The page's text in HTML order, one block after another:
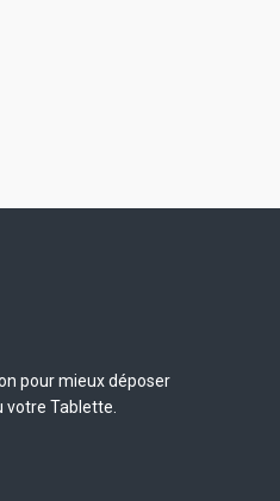
pour mieux déposer
Tablette.